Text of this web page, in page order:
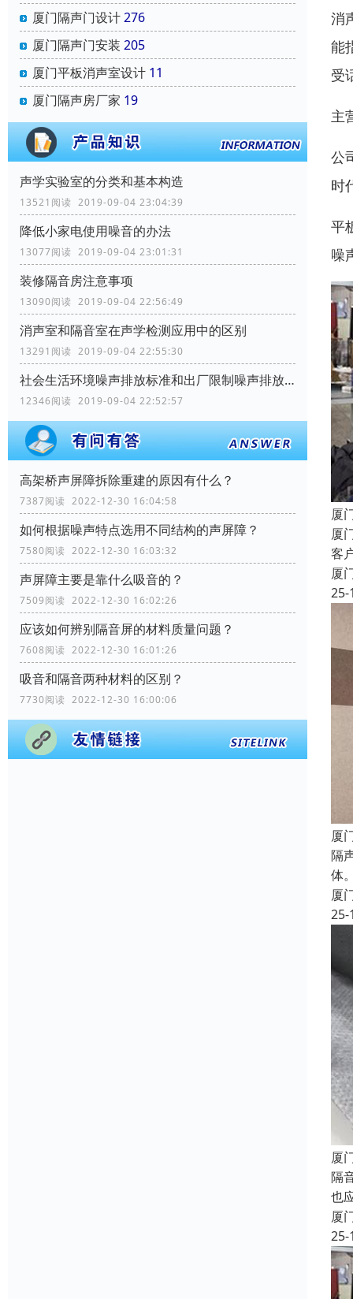
厦门隔声门设计276
厦门隔声门安装 205
厦门平板消声室设计 11
厦门隔声房厂家 19
声学实验室的分类和基本构造
13521阅读 2019-09-04 23:04:39
降低小家电使用噪音的办法
13077阅读 2019-09-04 23:01:31
装修隔音房注意事项
13090阅读 2019-09-04 22:56:49
消声室和隔音室在声学检测应用中的区别
13291阅读 2019-09-04 22:55:30
社会生活环境噪声排放标准和出厂限制噪声排放标准
12346阅读 2019-09-04 22:52:57
高架桥声屏障拆除重建的原因有什么？
7387阅读 2022-12-30 16:04:58
如何根据噪声特点选用不同结构的声屏障？
7580阅读 2022-12-30 16:03:32
声屏障主要是靠什么吸音的？
7509阅读 2022-12-30 16:02:26
应该如何辨别隔音屏的材料质量问题？
7608阅读 2022-12-30 16:01:26
吸音和隔音两种材料的区别？
7730阅读 2022-12-30 16:00:06
消
能
受
主
公
时
平
噪
厦
厦
客
厦
25-
厦
隔
体
厦
25-
厦
隔
也
厦
25-